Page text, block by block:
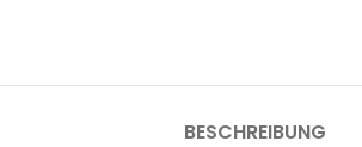
BESCHREIBUNG